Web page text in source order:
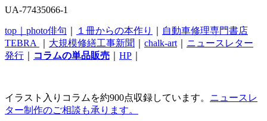
UA-77435066-1
top｜ photo俳句 １冊からの本作り
自動車修理専門書店
TEBRA
大規模修繕工事新聞 chalk-art
ニュースレター
発行
コラムの単品販売 HP
イラスト入りコラムを約900点収録しています。 ニュースレ
ター制作のご相談も承ります。